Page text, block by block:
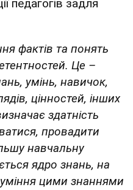
педагогів задля
фактів та понять
Це –
умінь, навичок,
цінностей, інших
здатність
провадити
навчальну
ядро знань, на
цими знаннями